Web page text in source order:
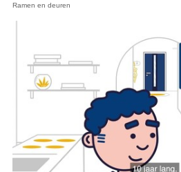
Ramen en deuren